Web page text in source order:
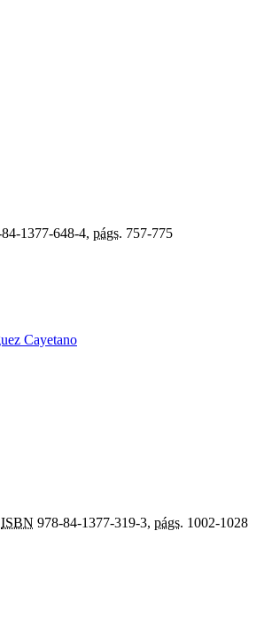
1377-648-4, págs. 757-775
Cayetano
ISBN 978-84-1377-319-3, págs. 1002-1028